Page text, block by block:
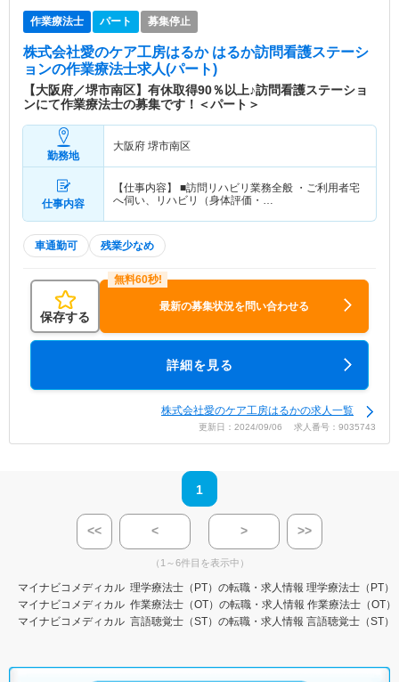
作業療法士 パート 募集停止
株式会社愛のケア工房はるか はるか訪問看護ステーシ
ョンの作業療法士求人(パート)
【大阪府／堺市南区】有休取得90％以上♪訪問看護ステーショ
ンにて作業療法士の募集です！＜パート＞
勤務地
大阪府 堺市南区
仕事内容
【仕事内容】 ■訪問リハビリ業務全般 ・ご利用者宅
へ伺い、リハビリ（身体評価・…
車通勤可 残業少なめ
保存する
最新の募集状況を問い合わせる
詳細を見る
株式会社愛のケア工房はるかの求人一覧
更新日：2024/09/06 求人番号：9035743
1
<< < > >>
（1～6件目を表示中）
マイナビコメディカル 理学療法士（PT）の転職・求人情報 理学療法士（PT）
マイナビコメディカル 作業療法士（OT）の転職・求人情報 作業療法士（OT
マイナビコメディカル 言語聴覚士（ST）の転職・求人情報 言語聴覚士（ST）